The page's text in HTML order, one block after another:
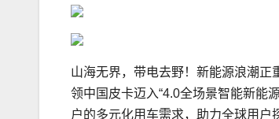
山海无界，带电去野！新能源浪潮正
领中国皮卡迈入“4.0全场景智能新能
户的多元化用车需求，助力全球用户